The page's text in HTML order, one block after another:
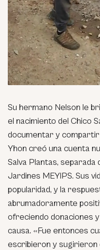
Su hermano Nelson le
el nacimiento del Chico
documentar y compartir
Yhon creó una cuenta
Salva Plantas,
Jardines MEYIPS. Sus
popularidad, y la
abrumadoramente
ofreciendo donaciones
causa. «Fue entonces
escribieron y sugirieron